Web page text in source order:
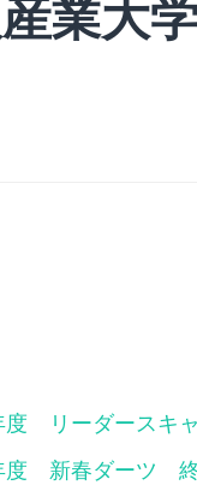
業大
度 リーダースキ
度 新春ダーツ